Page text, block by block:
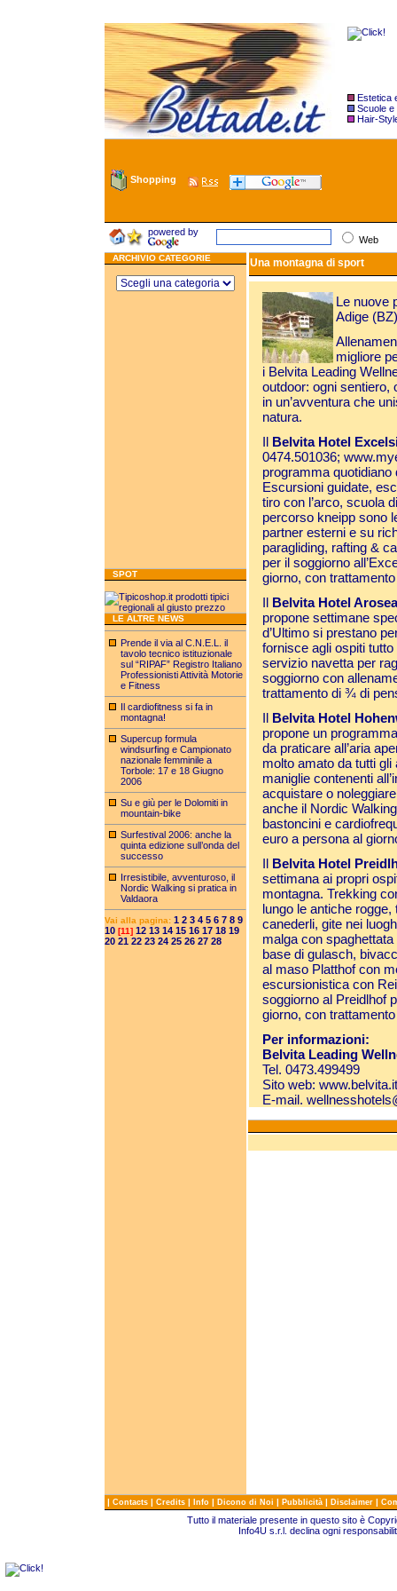
Estetica
Scuole e
Hair-
Shopping
powered by
Web
ARCHIVIO CATEGORIE
SPOT
LE ALTRE NEWS
Prende il via al C.N.E.L. il
tavolo tecnico istituzionale
sul “RIPAF” Registro Italiano
Professionisti Attività Motorie
e Fitness
Il cardiofitness si fa in
montagna!
Supercup formula
windsurfing e Campionato
nazionale femminile a
Torbole: 17 e 18 Giugno
2006
Su e giù per le Dolomiti in
mountain-bike
Surfestival 2006: anche la
quinta edizione sull’onda del
successo
Irresistibile, avventuroso, il
Nordic Walking si pratica in
Valdaora
Vai alla pagina: 1 2 3 4 5 6 7 8 9
10 [11] 12 13 14 15 16 17 18 19
20 21 22 23 24 25 26 27 28
Una montagna di sport
Le nuove
Adige (BZ)
migliore
i Belvita Leading
outdoor: ogni sentiero,
in un’avventura che
natura.
Il Belvita Hotel
0474.501036;
programma
Escursioni guidate,
tiro con l’arco, scuola
percorso kneipp sono
partner esterni e su
paragliding, rafting &
per il soggiorno
giorno, con
Il Belvita Hotel
propone settimane
d’Ultimo si prestano
fornisce agli ospiti
servizio navetta per
soggiorno con
trattamento di ¾ di
Il Belvita Hotel
propone un
da praticare all’aria
molto amato da tutti
maniglie contenenti
acquistare o
anche il Nordic
bastoncini e
euro a persona al
Il Belvita Hotel
settimana ai propri
montagna. Trekking
lungo le antiche
canederli, gite nei
malga con
base di gulasch,
al maso Platthof con
escursionistica con
soggiorno al Preidlhof
giorno, con
Per informazioni:
Belvita Leading
Tel. 0473.499499
Sito web: www.belvita.it
E-mail.
| Contacts | Credits | Info | Dicono di Noi | Pubblicità | Disclaimer |
Tutto il materiale presente in questo sito è
Info4U s.r.l. declina ogni